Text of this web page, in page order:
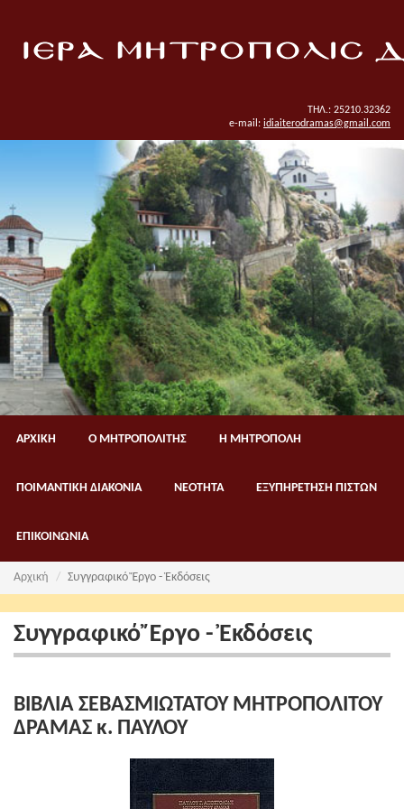
ΤΗΛ.: 25210.32362
e-mail: idiaiterodramas@gmail.com
ΑΡΧΙΚΗ Ο ΜΗΤΡΟΠΟΛΙΤΗΣ Η ΜΗΤΡΟΠΟΛΗ
ΠΟΙΜΑΝΤΙΚΗ ΔΙΑΚΟΝΙΑ ΝΕΟΤΗΤΑ ΕΞΥΠΗΡΕΤΗΣΗ ΠΙΣΤΩΝ
ΕΠΙΚΟΙΝΩΝΙΑ
Αρχική Συγγραφικό Ἔργο - Ἐκδόσεις
Συγγραφικό Ἔργο - Ἐκδόσεις
ΒΙΒΛΙΑ ΣΕΒΑΣΜΙΩΤΑΤΟΥ ΜΗΤΡΟΠΟΛΙΤΟΥ
ΔΡΑΜΑΣ κ. ΠΑΥΛΟΥ